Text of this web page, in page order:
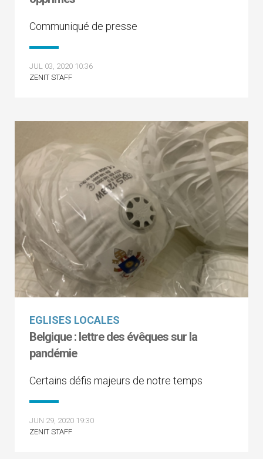
Communiqué de presse
JUL 03, 2020 10:36
ZENIT STAFF
EGLISES LOCALES
Belgique : lettre des évêques sur la
pandémie
Certains défis majeurs de notre temps
JUN 29, 2020 19:30
ZENIT STAFF